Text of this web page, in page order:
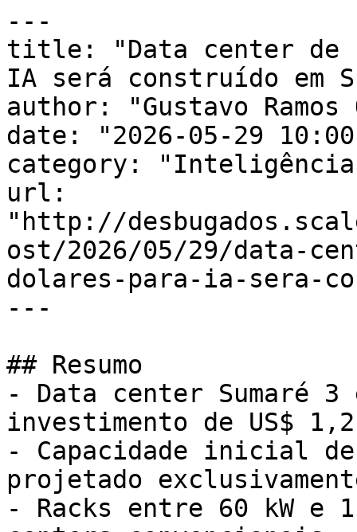
---
title: "Data center de
IA será construído em
author: "Gustavo
date: "2026-05-29
category:
url:
"http://
ost/2026/05/29/data-
dolares-para-ia-sera-
---
## Resumo
- Data center Sumaré 3
investimento de US$
- Capacidade inicial
projetado
- Racks entre 60 kW e